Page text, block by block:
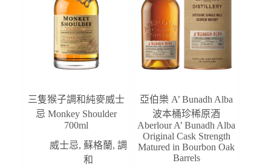
三隻猴子調和純麥威士
忌 Monkey Shoulder
700ml
威士忌,蘇格蘭,調
和
亞伯樂 A’ Bunadh Alba
波本桶珍稀原酒
Aberlour A’ Bunadh Alba
Original Cask Strength
Matured in Bourbon Oak
Barrels